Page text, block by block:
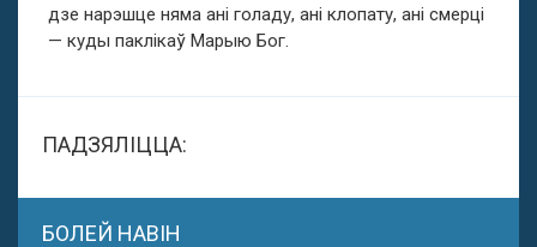
дзе нарэшце няма ані голаду, ані клопату, ані смерці
— куды паклікаў Марыю Бог.
ПАДЗЯЛІЦЦА:
БОЛЕЙ НАВІН